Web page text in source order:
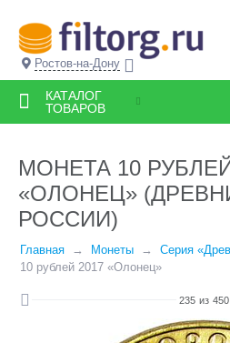
Ростов-на-Дону
КАТАЛОГ
ТОВАРОВ
МОНЕТА 10
«ОЛОНЕЦ»
РОССИИ)
Главная Монеты
Серия
10 рублей 2017 «Олонец»
235 из 450